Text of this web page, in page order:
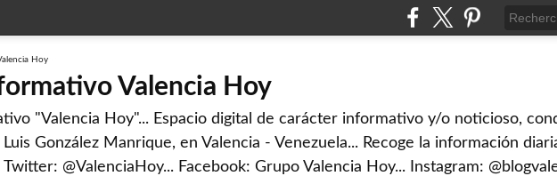
Valencia Hoy
"Valencia Hoy"... Espacio digital de carácter informativo y/o noticioso,
González Manrique, en Valencia - Venezuela... Recoge la información
Twitter: @ValenciaHoy... Facebook: Grupo Valencia Hoy... Instagram: